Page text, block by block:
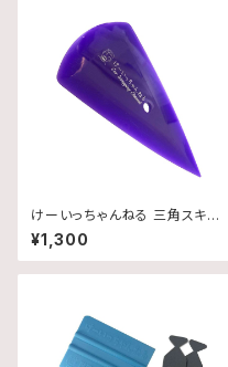
けーいっちゃんねる 三角スキー
ジー
¥1,300